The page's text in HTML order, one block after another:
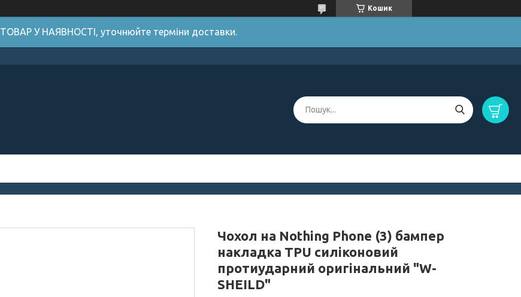
Кошик
ТОВАР У НАЯВНОСТІ, уточнюйте терміни доставки.
Чохол на Nothing Phone (3) бампер
накладка TPU силіконовий
протиударний оригінальний "W-
SHEILD"